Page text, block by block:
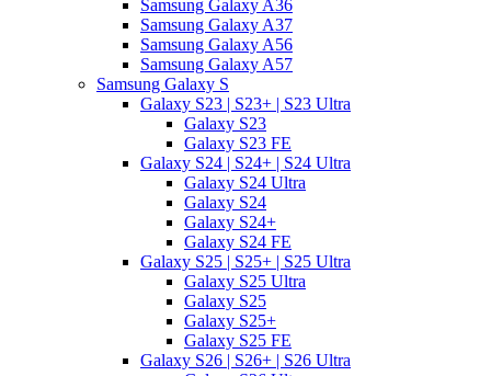
Samsung Galaxy A36
Samsung Galaxy A37
Samsung Galaxy A56
Samsung Galaxy A57
Samsung Galaxy S
Galaxy S23 | S23+ | S23 Ultra
Galaxy S23
Galaxy S23 FE
Galaxy S24 | S24+ | S24 Ultra
Galaxy S24 Ultra
Galaxy S24
Galaxy S24+
Galaxy S24 FE
Galaxy S25 | S25+ | S25 Ultra
Galaxy S25 Ultra
Galaxy S25
Galaxy S25+
Galaxy S25 FE
Galaxy S26 | S26+ | S26 Ultra